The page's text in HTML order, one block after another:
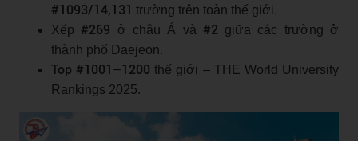
#1093/14,131 trường trên toàn thế giới.
Xếp #269 ở châu Á và #2 giữa các trường ở
thành phố Daejeon.
Top #1001–1200 thế giới – THE World University
Rankings 2025.